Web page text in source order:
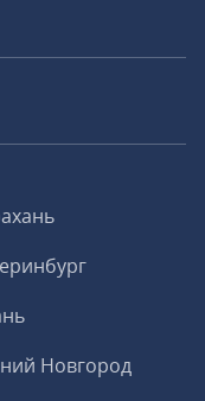
Новгород